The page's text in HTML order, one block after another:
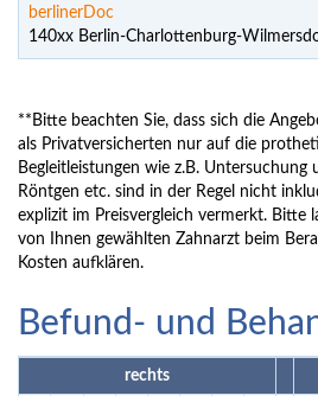
berlinerDoc
140xx Berlin-Charlottenburg-
**Bitte beachten Sie, dass sich die
als Privatversicherten nur auf die
Begleitleistungen wie z.B. Untersuchung
Röntgen etc. sind in der Regel nicht
explizit im Preisvergleich vermerkt. Bitte
von Ihnen gewählten Zahnarzt beim
Kosten aufklären.
Befund- und
rechts